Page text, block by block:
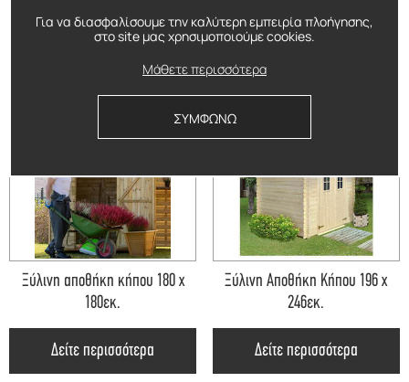
Για να διασφαλίσουμε την καλύτερη εμπειρία πλοήγησης,
στο site μας χρησιμοποιούμε cookies.
Μάθετε περισσότερα
ΣΥΜΦΩΝΩ
ΔΕΙΤΕ ΕΠΙΣΗΣ
Ξύλινη αποθήκη κήπου 180 x
180εκ.
Δείτε περισσότερα
Ξύλινη Αποθήκη Κήπου 196 x
246εκ.
Δείτε περισσότερα